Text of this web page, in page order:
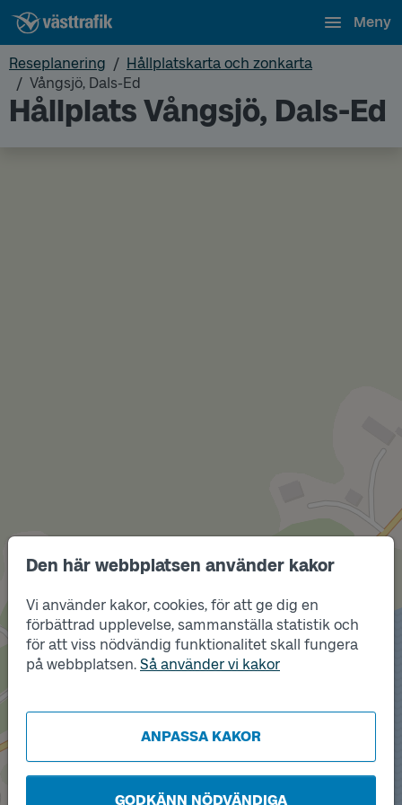
Den här webbplatsen använder kakor
Vi använder kakor, cookies, för att ge dig en
förbättrad upplevelse, sammanställa statistik och
för att viss nödvändig funktionalitet skall fungera
på webbplatsen. Så använder vi kakor
ANPASSA KAKOR
GODKÄNN NÖDVÄNDIGA
Meny
Reseplanering
Hållplatskarta och zonkarta
Vångsjö, Dals-Ed
Hållplats Vångsjö, Dals-Ed
Läge
A